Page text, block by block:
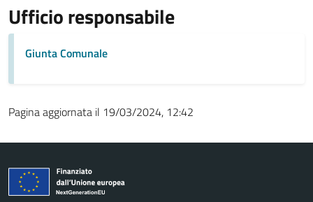
Ufficio responsabile
Giunta Comunale
Pagina aggiornata il 19/03/2024, 12:42